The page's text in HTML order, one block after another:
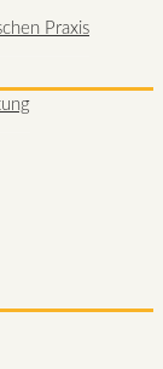
Praxis